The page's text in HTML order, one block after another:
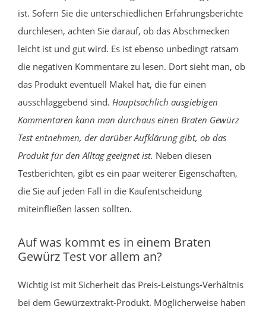
ist. Sofern Sie die unterschiedlichen Erfahrungsberichte
durchlesen, achten Sie darauf, ob das Abschmecken
leicht ist und gut wird. Es ist ebenso unbedingt ratsam
die negativen Kommentare zu lesen. Dort sieht man, ob
das Produkt eventuell Makel hat, die für einen
ausschlaggebend sind. Hauptsächlich ausgiebigen
Kommentaren kann man durchaus einen Braten Gewürz
Test entnehmen, der darüber Aufklärung gibt, ob das
Produkt für den Alltag geeignet ist. Neben diesen
Testberichten, gibt es ein paar weiterer Eigenschaften,
die Sie auf jeden Fall in die Kaufentscheidung
miteinfließen lassen sollten.
Auf was kommt es in einem Braten
Gewürz Test vor allem an?
Wichtig ist mit Sicherheit das Preis-Leistungs-Verhältnis
bei dem Gewürzextrakt-Produkt. Möglicherweise haben